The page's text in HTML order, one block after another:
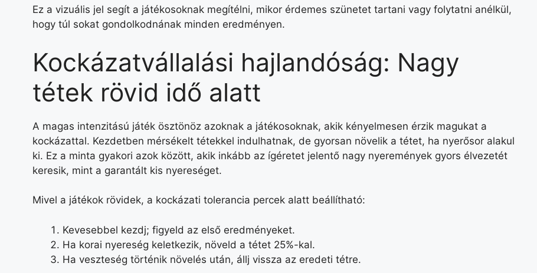
Ez a vizuális jel segít a játékosoknak megítélni, mikor érdemes szünetet tartani vagy folytatni anélkül,
hogy túl sokat gondolkodnának minden eredményen.
Kockázatvállalási hajlandóság: Nagy
tétek rövid idő alatt
A magas intenzitású játék ösztönöz azoknak a játékosoknak, akik kényelmesen érzik magukat a
kockázattal. Kezdetben mérsékelt tétekkel indulhatnak, de gyorsan növelik a tétet, ha nyerősor alakul
ki. Ez a minta gyakori azok között, akik inkább az ígéretet jelentő nagy nyeremények gyors élvezetét
keresik, mint a garantált kis nyereséget.
Mivel a játékok rövidek, a kockázati tolerancia percek alatt beállítható:
Kevesebbel kezdj; figyeld az első eredményeket.
Ha korai nyereség keletkezik, növeld a tétet 25%-kal.
Ha veszteség történik növelés után, állj vissza az eredeti tétre.